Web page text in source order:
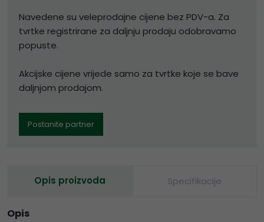
Navedene su veleprodajne cijene bez PDV-a. Za
tvrtke registrirane za daljnju prodaju odobravamo
popuste.
Akcijske cijene vrijede samo za tvrtke koje se bave
daljnjom prodajom.
Postanite partner
Opis proizvoda Specifikacije
Opis